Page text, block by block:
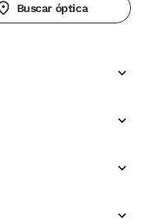
Buscar óptica